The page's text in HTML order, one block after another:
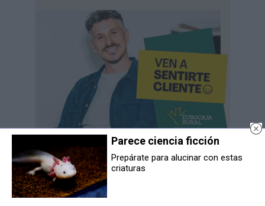
Parece ciencia ficción
Prepárate para alucinar con estas
criaturas